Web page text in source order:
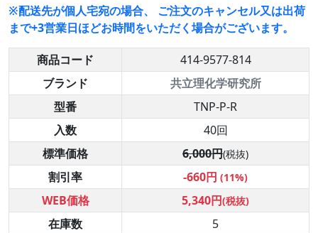
※配送先が個人宅宛の場合、 ご注文のキャンセル又は出荷
まで+3営業日ほどお時間をいただく場合がございます。
商品コード
414-9577-814
ブランド
共立理化学研究所
型番
TNP-P-R
入数
40回
標準価格
6,000円(税抜)
割引率 -660円 (11%)
WEB価格 5,340円(税抜)
在庫数
5